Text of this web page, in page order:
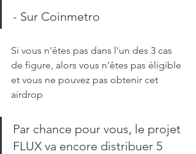
- Sur Coinmetro
Si vous n'êtes pas dans l'un des 3 cas
de figure, alors vous n'êtes pas éligible
et vous ne pouvez pas obtenir cet
airdrop
Par chance pour vous, le projet
FLUX va encore distribuer 5